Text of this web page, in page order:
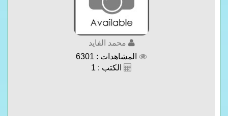
محمد الفايد
المشاهدات : 6301
الكتب : 1